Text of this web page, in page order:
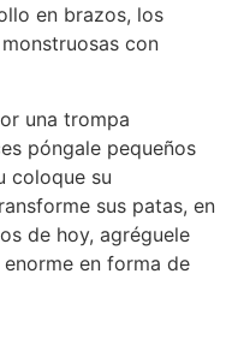
en brazos, los
con
una trompa
póngale pequeños
coloque su
sus patas, en
de hoy, agréguele
en forma de